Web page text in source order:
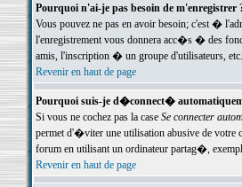
Pourquoi n'ai-je pas besoin de m'enregistrer
Vous pouvez ne pas en avoir besoin; c'est �
l'enregistrement vous donnera acc�s � des
amis, l'inscription � un groupe d'utilisateurs,
Revenir en haut de page
Pourquoi suis-je d�connect�
Si vous ne cochez pas la case Se connecter
permet d'�viter une utilisation abusive de votre
forum en utilisant un ordinateur partag�,
Revenir en haut de page